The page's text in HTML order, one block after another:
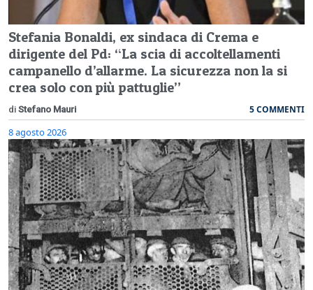
Stefania Bonaldi, ex sindaca di Crema e
dirigente del Pd: “La scia di accoltellamenti
campanello d’allarme. La sicurezza non la si
crea solo con più pattuglie”
di Stefano Mauri 5 COMMENTI
8 agosto 2026